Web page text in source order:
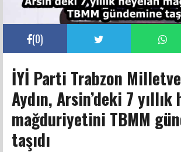
(0)
İYİ Parti Trabzon
Aydın, Arsin’deki 7 yıllık
mağduriyetini TBMM
taşıdı